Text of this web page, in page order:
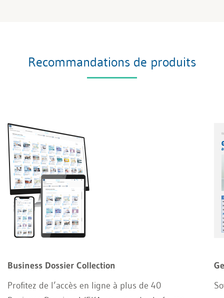
Recommandations de produits
Business Dossier Collection
Profitez de l’accès en ligne à plus de 40